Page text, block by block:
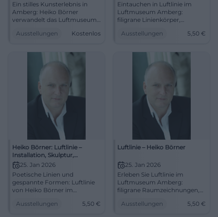
Ein stilles Kunsterlebnis in
Amberg: Heiko Börner
verwandelt das Luftmuseum
Spannung. #Kunst #Amberg
Ausstellungen Kostenlos
Eintauchen in Luftlinie im
Luftmuseum Amberg:
filigrane Linienkörper,
Kuratierung. 25.01.–17.05.2026,
schärfen, Kunst erleben.
Ausstellungen 5,50 €
Heiko Börner: Luftlinie –
Installation, Skulptur,
Zeichnung
25. Jan 2026
Poetische Linien und
gespannte Formen: Luftlinie
von Heiko Börner im
17.05.2026, Eintritt ab 5,5 €.
Ausstellungen 5,50 €
Luftlinie – Heiko Börner
25. Jan 2026
Erleben Sie Luftlinie im
Luftmuseum Amberg:
filigrane Raumzeichnungen,
Holzskulpturen, klare Formen.
Ausstellungen 5,50 €